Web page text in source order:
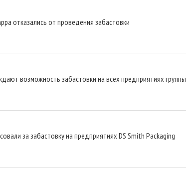
отказались от проведения забастовки
возможность забастовки на всех предприятиях группы
за забастовку на предприятиях DS Smith Packaging